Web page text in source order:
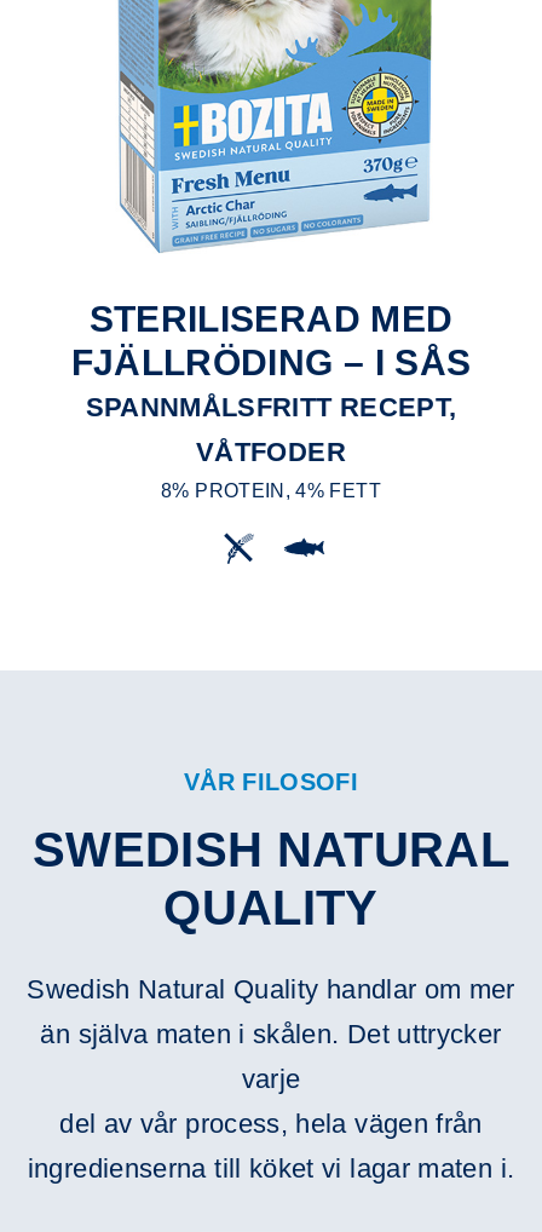
STERILISERAD MED
FJÄLLRÖDING – I SÅS
SPANNMÅLSFRITT RECEPT,
VÅTFODER
8% PROTEIN, 4% FETT
VÅR FILOSOFI
SWEDISH NATURAL
QUALITY
Swedish Natural Quality handlar om mer
än själva maten i skålen. Det uttrycker
varje
del av vår process, hela vägen från
ingredienserna till köket vi lagar maten i.